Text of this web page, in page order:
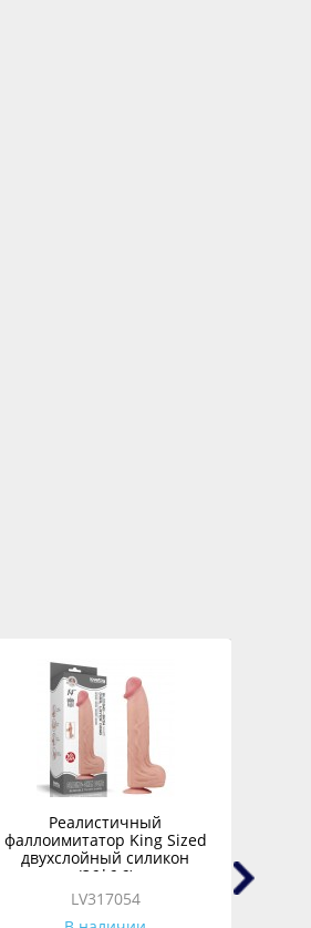
Реалистичный
фаллоимитатор King Sized
двухслойный силикон
(36*6,6)
LV317054